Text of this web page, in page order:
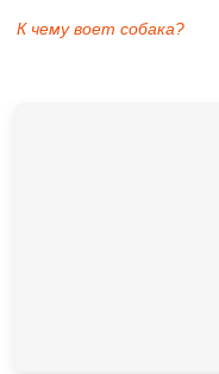
К чему воет собака?